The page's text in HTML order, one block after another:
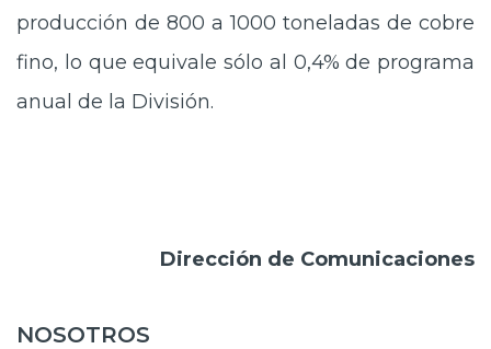
producción de 800 a 1000 toneladas de cobre
fino, lo que equivale sólo al 0,4% de programa
anual de la División.
Dirección de Comunicaciones
NOSOTROS